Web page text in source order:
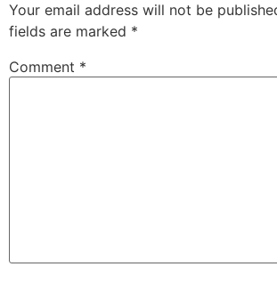
Your email address will not be
fields are marked *
Comment *